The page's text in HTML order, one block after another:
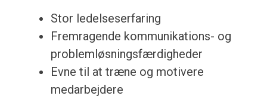
Stor ledelseserfaring
Fremragende kommunikations- og
problemløsningsfærdigheder
Evne til at træne og motivere
medarbejdere